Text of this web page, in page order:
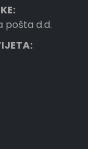
pošta d.d.